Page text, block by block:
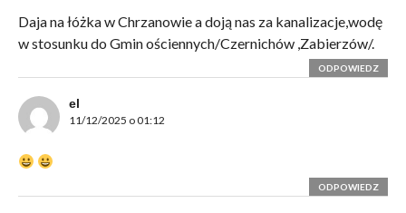
Daja na łóżka w Chrzanowie a doją nas za kanalizacje,wodę
w stosunku do Gmin ościennych/Czernichów ,Zabierzów/.
ODPOWIEDZ
el
11/12/2025 o 01:12
ODPOWIEDZ